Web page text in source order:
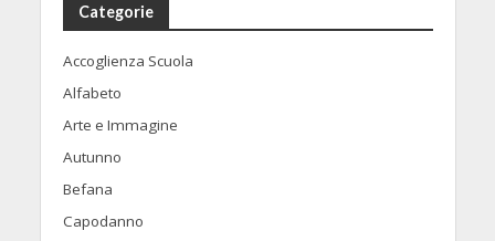
Categorie
Accoglienza Scuola
Alfabeto
Arte e Immagine
Autunno
Befana
Capodanno